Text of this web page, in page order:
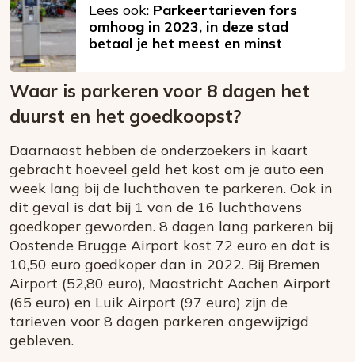
Lees ook: Parkeertarieven fors
omhoog in 2023, in deze stad
betaal je het meest en minst
Waar is parkeren voor 8 dagen het
duurst en het goedkoopst?
Daarnaast hebben de onderzoekers in kaart
gebracht hoeveel geld het kost om je auto een
week lang bij de luchthaven te parkeren. Ook in
dit geval is dat bij 1 van de 16 luchthavens
goedkoper geworden. 8 dagen lang parkeren bij
Oostende Brugge Airport kost 72 euro en dat is
10,50 euro goedkoper dan in 2022. Bij Bremen
Airport (52,80 euro), Maastricht Aachen Airport
(65 euro) en Luik Airport (97 euro) zijn de
tarieven voor 8 dagen parkeren ongewijzigd
gebleven.